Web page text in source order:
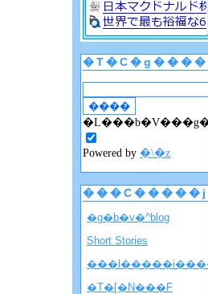
Powered by �\�z
�g�b�v�^blog
Short Stories
�T�[�N���F